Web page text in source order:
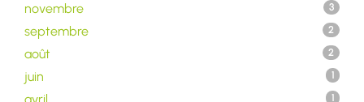
novembre 3
septembre 2
août 2
juin 1
1